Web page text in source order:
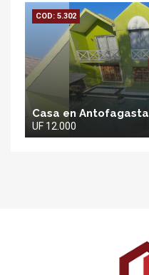
COD: 5.302
Casa en Antofagasta
UF 12.000